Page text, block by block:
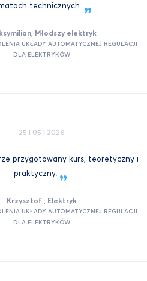
technicznych.
Młodszy elektryk
UKŁADY AUTOMATYCZNEJ REGULACJI
DLA ELEKTRYKÓW
25 I 05 I 2026
przygotowany kurs, teoretyczny i
praktyczny.
Krzysztof , Elektryk
UKŁADY AUTOMATYCZNEJ REGULACJI
DLA ELEKTRYKÓW